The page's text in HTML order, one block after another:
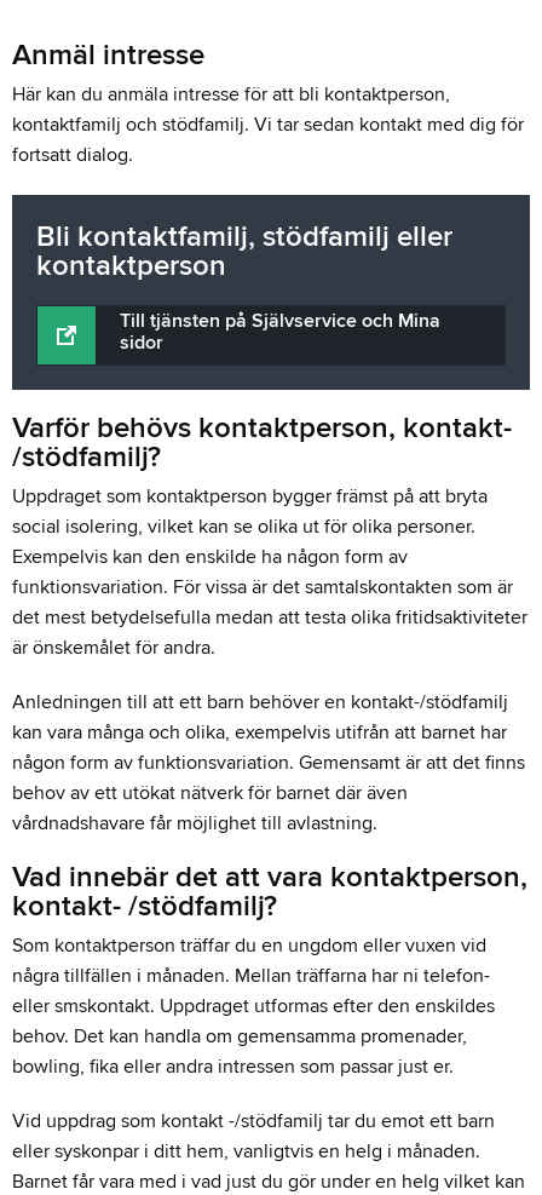
Anmäl intresse
Här kan du anmäla intresse för att bli kontaktperson,
kontaktfamilj och stödfamilj. Vi tar sedan kontakt med dig för
fortsatt dialog.
Bli kontaktfamilj, stödfamilj eller
kontaktperson
Till tjänsten på Självservice och Mina
sidor
Varför behövs kontaktperson, kontakt-
/stödfamilj?
Uppdraget som kontaktperson bygger främst på att bryta
social isolering, vilket kan se olika ut för olika personer.
Exempelvis kan den enskilde ha någon form av
funktionsvariation. För vissa är det samtalskontakten som är
det mest betydelsefulla medan att testa olika fritidsaktiviteter
är önskemålet för andra.
Anledningen till att ett barn behöver en kontakt-/stödfamilj
kan vara många och olika, exempelvis utifrån att barnet har
någon form av funktionsvariation. Gemensamt är att det finns
behov av ett utökat nätverk för barnet där även
vårdnadshavare får möjlighet till avlastning.
Vad innebär det att vara kontaktperson,
kontakt- /stödfamilj?
Som kontaktperson träffar du en ungdom eller vuxen vid
några tillfällen i månaden. Mellan träffarna har ni telefon-
eller smskontakt. Uppdraget utformas efter den enskildes
behov. Det kan handla om gemensamma promenader,
bowling, fika eller andra intressen som passar just er.
Vid uppdrag som kontakt -/stödfamilj tar du emot ett barn
eller syskonpar i ditt hem, vanligtvis en helg i månaden.
Barnet får vara med i vad just du gör under en helg vilket kan